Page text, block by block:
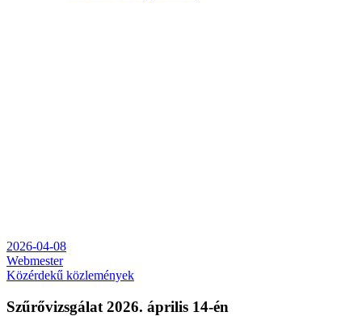
2026-04-08
Webmester
Közérdekű közlemények
Szűrővizsgálat 2026. április 14-én